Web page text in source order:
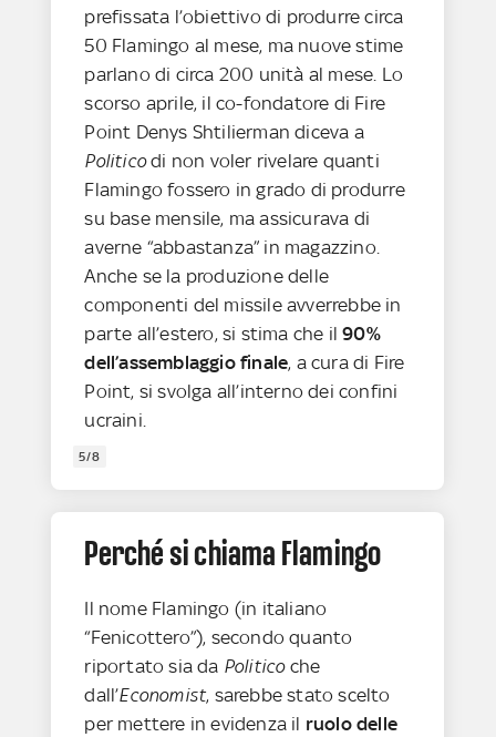
prefissata l’obiettivo di produrre circa
50 Flamingo al mese, ma nuove stime
parlano di circa 200 unità al mese. Lo
scorso aprile, il co-fondatore di Fire
Point Denys Shtilierman diceva a
Politicodi non voler rivelare quanti
Flamingo fossero in grado di produrre
su base mensile, ma assicurava di
averne “abbastanza” in magazzino.
Anche se la produzione delle
componenti del missile avverrebbe in
parte all’estero, si stima che il90%
dell’assemblaggio finale, a cura di Fire
Point, si svolga all’interno dei confini
ucraini.
5/8
Perché si chiama Flamingo
Il nome Flamingo (in italiano
“Fenicottero”), secondo quanto
riportato sia da Politicoche
dall’Economist, sarebbe stato scelto
per mettere in evidenza il ruolo delle